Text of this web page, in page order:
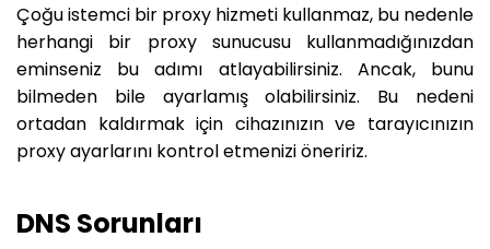
Çoğu istemci bir proxy hizmeti kullanmaz, bu nedenle
herhangi bir proxy sunucusu kullanmadığınızdan
eminseniz bu adımı atlayabilirsiniz. Ancak, bunu
bilmeden bile ayarlamış olabilirsiniz. Bu nedeni
ortadan kaldırmak için cihazınızın ve tarayıcınızın
proxy ayarlarını kontrol etmenizi öneririz.
DNS Sorunları